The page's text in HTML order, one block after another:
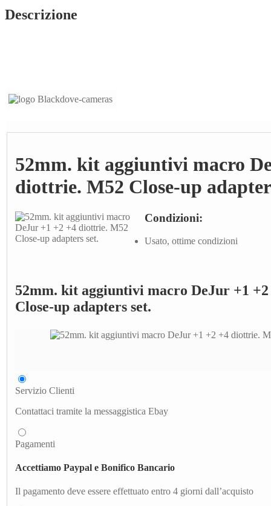
Descrizione
52mm. kit aggiuntivi macro
diottrie. M52 Close-up
Condizioni:
Usato, ottime condizioni
52mm. kit aggiuntivi macro DeJur +1
Close-up adapters set.
Servizio Clienti
Contattaci tramite la messaggistica Ebay
Pagamenti
Accettiamo Paypal e Bonifico Bancario
Il pagamento deve essere effettuato entro 4 giorni dall’acquisto